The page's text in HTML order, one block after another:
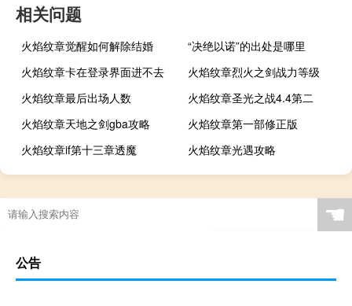
相关问题
火焰纹章觉醒如何解除结婚
“决绝以诺”的出处是哪里
火焰纹章卡在登录界面进不去
火焰纹章烈火之剑战力等级
火焰纹章最后出场人数
火焰纹章圣光之战4.4第二
火焰纹章天地之剑gba攻略
火焰纹章第一部修正版
火焰纹章if第十三章透魔
火焰纹章光遇攻略
☚
公告